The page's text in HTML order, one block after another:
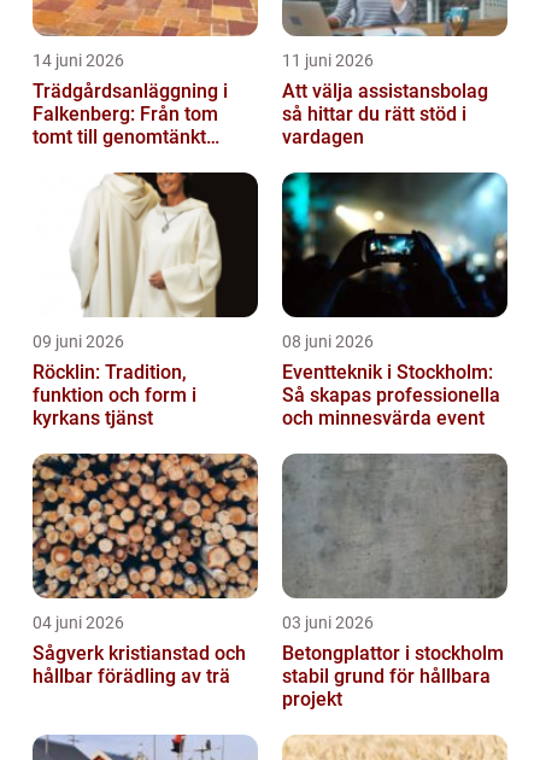
14 juni 2026
Trädgårdsanläggning i
Falkenberg: Från tom
tomt till genomtänkt
11 juni 2026
Att välja assistansbolag
så hittar du rätt stöd i
vardagen
09 juni 2026
Röcklin: Tradition,
funktion och form i
kyrkans tjänst
08 juni 2026
Eventteknik i Stockholm:
Så skapas professionella
och minnesvärda event
04 juni 2026
Sågverk kristianstad och
hållbar förädling av trä
03 juni 2026
Betongplattor i stockholm
stabil grund för hållbara
projekt